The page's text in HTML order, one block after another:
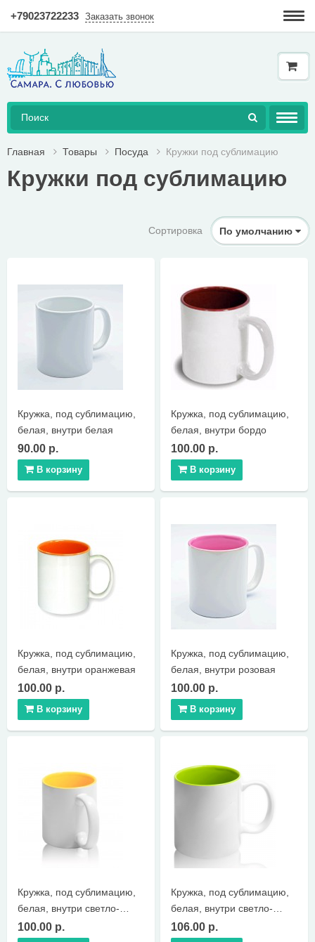
+79023722233 Заказать звонок
Гарантия
Доставка и оплата
Как купить в интернет-магазине?
AКЦИЯ!
КНИГИ
СУВЕНИРНАЯ ЛАВКА
Главная Товары Посуда Кружки под сублимацию
Кружки под сублимацию
Сортировка По умолчанию
Кружка, под сублимацию,
белая, внутри белая
90.00 р.
В корзину
Кружка, под сублимацию,
белая, внутри бордо
100.00 р.
В корзину
Кружка, под сублимацию,
белая, внутри оранжевая
100.00 р.
В корзину
Кружка, под сублимацию,
белая, внутри розовая
100.00 р.
В корзину
Кружка, под сублимацию,
белая, внутри светло-
желтая
100.00 р.
Кружка, под сублимацию,
белая, внутри светло-
зеленая
106.00 р.